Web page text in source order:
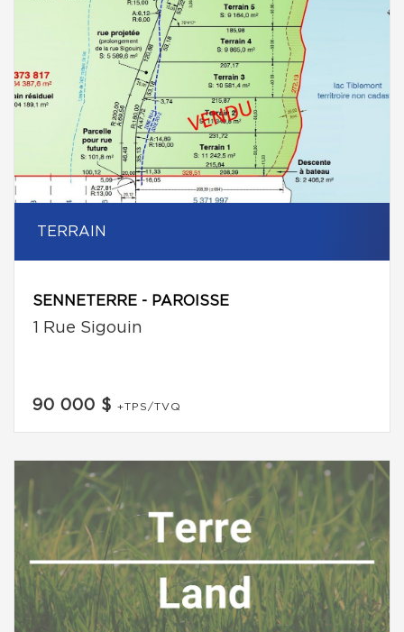
TERRAIN
SENNETERRE - PAROISSE
1 Rue Sigouin
90 000 $ +TPS/TVQ